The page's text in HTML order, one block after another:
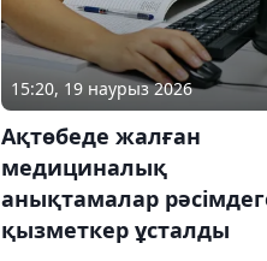
15:20, 19 наурыз 2026
Ақтөбеде жалған
медициналық
анықтамалар
қызметкер ұсталды